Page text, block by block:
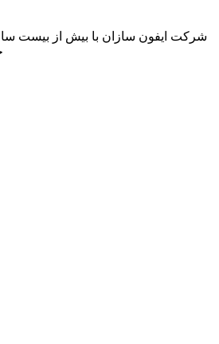
شرکت ایفون سازان با بیش از بیست